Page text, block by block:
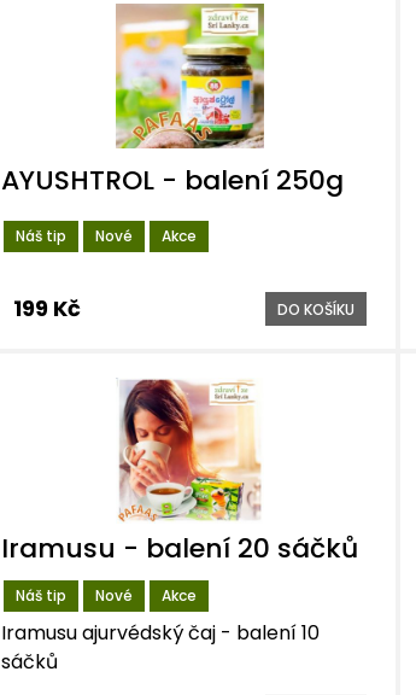
Náš tip Nové Akce
AYUSHTROL - balení 250g
199 Kč DO KOŠÍKU
Náš tip Nové Akce
Iramusu - balení 20 sáčků
Iramusu ajurvédský čaj - balení 10
sáčků